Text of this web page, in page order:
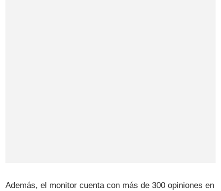
Además, el monitor cuenta con más de 300 opiniones en